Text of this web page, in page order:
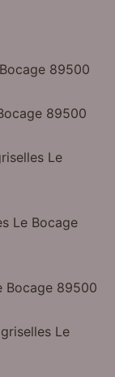
89500
89500
Le
Le Bocage
Bocage 89500
Le